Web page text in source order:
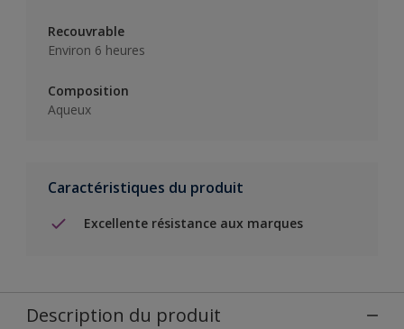
Recouvrable
Environ 6 heures
Composition
Aqueux
Caractéristiques du produit
Excellente résistance aux marques
Description du produit